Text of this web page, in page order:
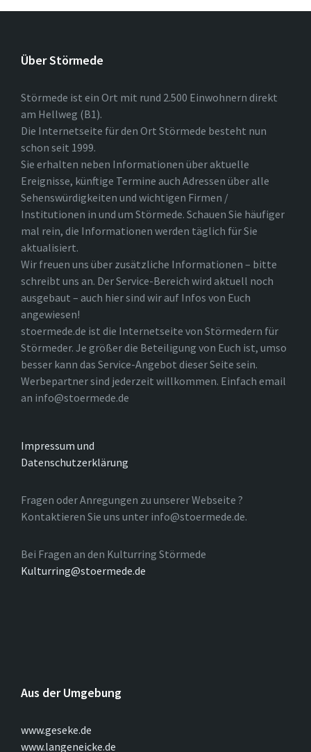
Über Störmede
Störmede ist ein Ort mit rund 2.500 Einwohnern direkt
am Hellweg (B1).
Die Internetseite für den Ort Störmede besteht nun
schon seit 1999.
Sie erhalten neben Informationen über aktuelle
Ereignisse, künftige Termine auch Adressen über alle
Sehenswürdigkeiten und wichtigen Firmen /
Institutionen in und um Störmede. Schauen Sie häufiger
mal rein, die Informationen werden täglich für Sie
aktualisiert.
Wir freuen uns über zusätzliche Informationen – bitte
schreibt uns an. Der Service-Bereich wird aktuell noch
ausgebaut – auch hier sind wir auf Infos von Euch
angewiesen!
stoermede.de ist die Internetseite von Störmedern für
Störmeder. Je größer die Beteiligung von Euch ist, umso
besser kann das Service-Angebot dieser Seite sein.
Werbepartner sind jederzeit willkommen. Einfach email
an info@stoermede.de
Impressum und
Datenschutzerklärung
Fragen oder Anregungen zu unserer Webseite ?
Kontaktieren Sie uns unter info@stoermede.de.
Bei Fragen an den Kulturring Störmede
Kulturring@stoermede.de
Aus der Umgebung
www.geseke.de
www.langeneicke.de